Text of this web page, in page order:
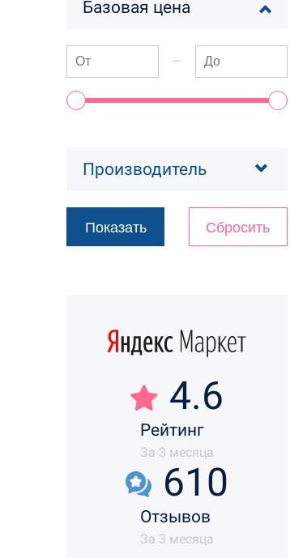
Базовая цена
—
Производитель
4.6
Рейтинг
За 3 месяца
610
Отзывов
За 3 месяца